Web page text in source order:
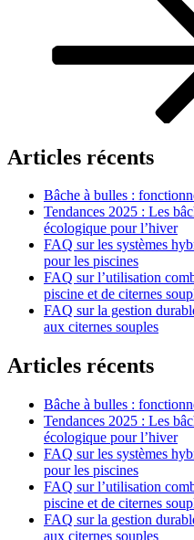
Articles récents
Bâche à bulles :
Tendances 2025 : Les
écologique pour l’hiver
FAQ sur les systèmes
pour les piscines
FAQ sur l’utilisation
piscine et de citernes
FAQ sur la gestion
aux citernes souples
Articles récents
Bâche à bulles :
Tendances 2025 : Les
écologique pour l’hiver
FAQ sur les systèmes
pour les piscines
FAQ sur l’utilisation
piscine et de citernes
FAQ sur la gestion
aux citernes souples